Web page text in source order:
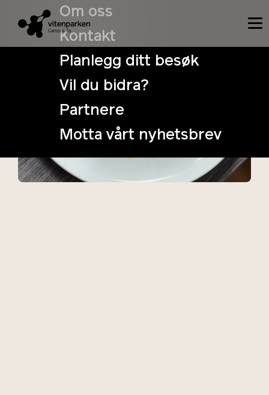
Om oss
Kontakt
Planlegg ditt besøk
Vil du bidra?
Partnere
Motta vårt nyhetsbrev
Haffi’s Table
18:00